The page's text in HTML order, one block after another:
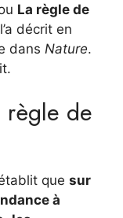
La règle de
décrit en
dans Nature.
règle de
que sur
à